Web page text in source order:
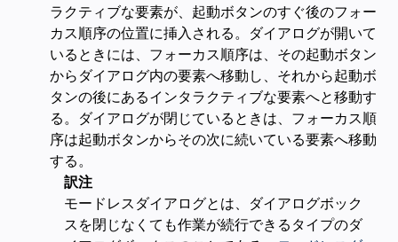
ラクティブな要素が、起動ボタンのすぐ後のフォー
カス順序の位置に挿入される。ダイアログが開いて
いるときには、フォーカス順序は、その起動ボタン
からダイアログ内の要素へ移動し、それから起動ボ
タンの後にあるインタラクティブな要素へと移動す
る。ダイアログが閉じているときは、フォーカス順
序は起動ボタンからその次に続いている要素へ移動
する。
訳注
モードレスダイアログとは、ダイアログボック
スを閉じなくても作業が続行できるタイプのダ